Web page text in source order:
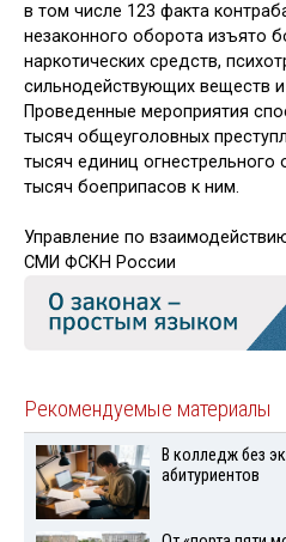
в том числе 123 факта
незаконного оборота изъято
наркотических средств,
сильнодействующих веществ
Проведенные мероприятия
тысяч общеуголовных
тысяч единиц
тысяч боеприпасов к ним.
Управление по
СМИ ФСКН России
Рекомендуемые материалы
В колледж без
абитуриентов